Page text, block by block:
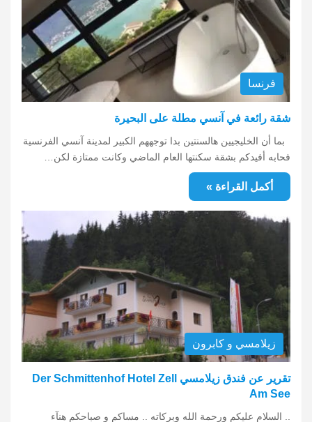
فرنسا
شقة رائعة في آنسي مطلة على البحيرة
بما أن الخليجيين هالسنتين بدا توجههم الكبير لمدينة آنسي الفرنسية
فحابه أفيدكم بشقة سكنتها العام الماضي وكانت ممتازة لكن…
أكمل القراءة »
زيلامسي و كابرون
تقرير عن فندق زيلامسي Der Schmittenhof Hotel Zell
Am See
.. السلام عليكم ورحمة الله وبركاته .. مساكم و صباحكم هنآء